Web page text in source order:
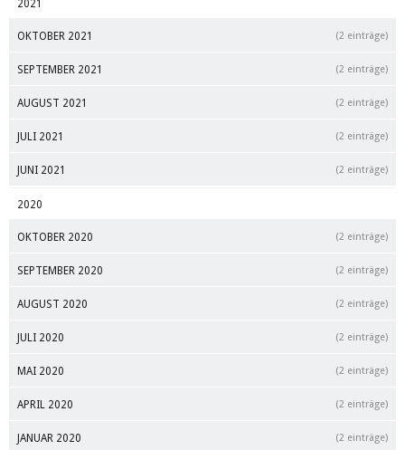
2021
OKTOBER 2021 (2 einträge)
SEPTEMBER 2021 (2 einträge)
AUGUST 2021 (2 einträge)
JULI 2021 (2 einträge)
JUNI 2021 (2 einträge)
2020
OKTOBER 2020 (2 einträge)
SEPTEMBER 2020 (2 einträge)
AUGUST 2020 (2 einträge)
JULI 2020 (2 einträge)
MAI 2020 (2 einträge)
APRIL 2020 (2 einträge)
JANUAR 2020 (2 einträge)